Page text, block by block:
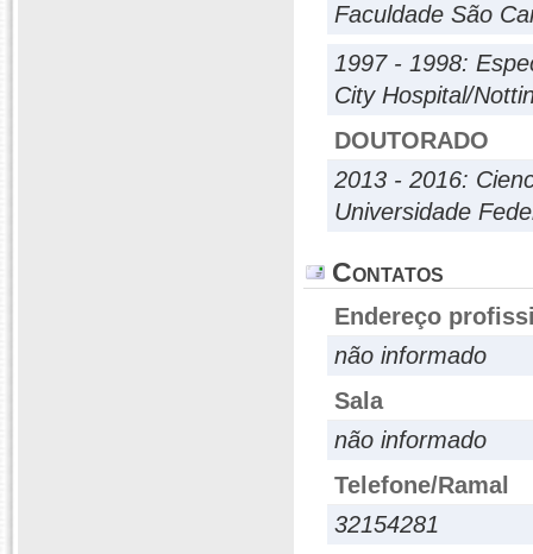
Faculdade São
1997 - 1998:
City Hospital/
DOUTORADO
2013 - 2016:
Universidade
Contatos
Endereço
não informado
Sala
não informado
Telefone/Ramal
32154281